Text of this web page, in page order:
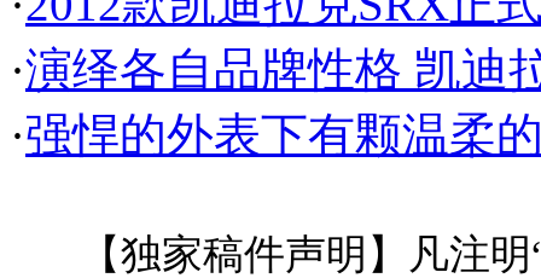
·演绎各自品牌性格 凯迪
·强悍的外表下有颗温柔
【独家稿件声明】凡注